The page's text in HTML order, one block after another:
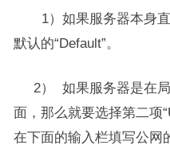
1）如果服务器本身直
默认的“Default”。
2） 如果服务器是在局
面，那么就要选择第二项
在下面的输入栏填写公网